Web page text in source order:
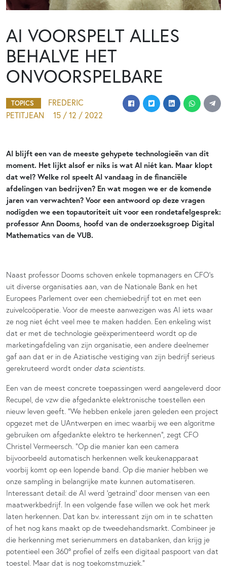
AI VOORSPELT ALLES
BEHALVE HET
ONVOORSPELBARE
TOPICS
FREDERIC
PETITJEAN
15 / 12 / 2022
AI blijft een van de meeste gehypete technologieën van dit
moment. Het lijkt alsof er niks is wat AI niét kan. Maar klopt
dat wel? Welke rol speelt AI vandaag in de financiële
afdelingen van bedrijven? En wat mogen we er de komende
jaren van verwachten? Voor een antwoord op deze vragen
nodigden we een topautoriteit uit voor een rondetafelgesprek:
professor Ann Dooms, hoofd van de onderzoeksgroep Digital
Mathematics van de VUB.
Naast professor Dooms schoven enkele topmanagers en CFO’s
uit diverse organisaties aan, van de Nationale Bank en het
Europees Parlement over een chemiebedrijf tot en met een
zuivelcoöperatie. Voor de meeste aanwezigen was AI iets waar
ze nog niet écht veel mee te maken hadden. Een enkeling wist
dat er met de technologie geëxperimenteerd wordt op de
marketingafdeling van zijn organisatie, een andere deelnemer
gaf aan dat er in de Aziatische vestiging van zijn bedrijf serieus
gerekruteerd wordt onder data scientists.
Een van de meest concrete toepassingen werd aangeleverd door
Recupel, de vzw die afgedankte elektronische toestellen een
nieuw leven geeft. “We hebben enkele jaren geleden een project
opgezet met de UAntwerpen en imec waarbij we een algoritme
gebruiken om afgedankte elektro te herkennen”, zegt CFO
Christel Vermeersch. “Op die manier kan een camera
bijvoorbeeld automatisch herkennen welk keukenapparaat
voorbij komt op een lopende band. Op die manier hebben we
onze sampling in belangrijke mate kunnen automatiseren.
Interessant detail: de AI werd ‘getraind’ door mensen van een
maatwerkbedrijf. In een volgende fase willen we ook het merk
laten herkennen. Dat kan bv. interessant zijn om in te schatten
of het nog kans maakt op de tweedehandsmarkt. Combineer je
die herkenning met serienummers en databanken, dan krijg je
potentieel een 360° profiel of zelfs een digitaal paspoort van dat
toestel. Maar dat is nog toekomstmuziek.”